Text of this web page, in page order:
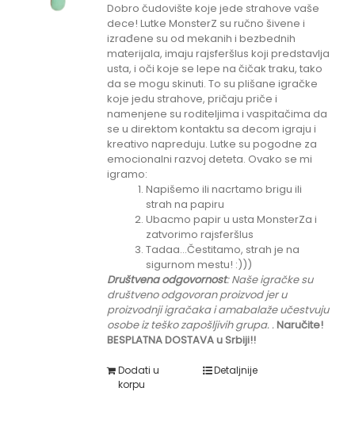
Dobro čudovište koje jede strahove vaše
dece! Lutke MonsterZ su ručno šivene i
izrađene su od mekanih i bezbednih
materijala, imaju rajsferšlus koji predstavlja
usta, i oči koje se lepe na čičak traku, tako
da se mogu skinuti. To su plišane igračke
koje jedu strahove, pričaju priče i
namenjene su roditeljima i vaspitačima da
se u direktom kontaktu sa decom igraju i
kreativo napreduju. Lutke su pogodne za
emocionalni razvoj deteta. Ovako se mi
igramo:
Napišemo ili nacrtamo brigu ili
strah na papiru
Ubacmo papir u usta MonsterZa i
zatvorimo rajsferšlus
Tadaa...Čestitamo, strah je na
sigurnom mestu! :)))
Društvena odgovornost: Naše igračke su
društveno odgovoran proizvod jer u
proizvodnji igračaka i amabalaže učestvuju
osobe iz teško zapošljivih grupa..Naručite!
BESPLATNA DOSTAVA u Srbiji!!
Dodati u
korpu
Detaljnije